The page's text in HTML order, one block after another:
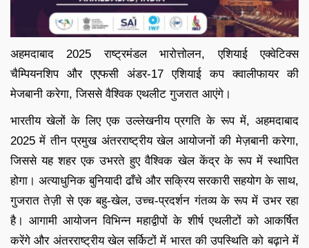
अहमदाबाद 2025 राष्ट्रमंडल भारोत्तोलन, एशियाई एक्वेटिक्स
चैम्पियनशिप और एएफसी अंडर-17 एशियाई कप क्वालीफायर की
मेजबानी करेगा, जिससे वैश्विक एथलीट गुजरात आएंगे।
भारतीय खेलों के लिए एक उल्लेखनीय प्रगति के रूप में, अहमदाबाद
2025 में तीन प्रमुख अंतरराष्ट्रीय खेल आयोजनों की मेज़बानी करेगा,
जिससे यह शहर एक उभरते हुए वैश्विक खेल केंद्र के रूप में स्थापित
होगा। अत्याधुनिक बुनियादी ढाँचे और सक्रिय सरकारी सहयोग के साथ,
गुजरात तेज़ी से एक बहु-खेल, उच्च-प्रदर्शन गंतव्य के रूप में उभर रहा
है। आगामी आयोजन विभिन्न महाद्वीपों के शीर्ष एथलीटों को आकर्षित
करेंगे और अंतरराष्ट्रीय खेल सर्किटों में भारत की उपस्थिति को बढ़ाने में